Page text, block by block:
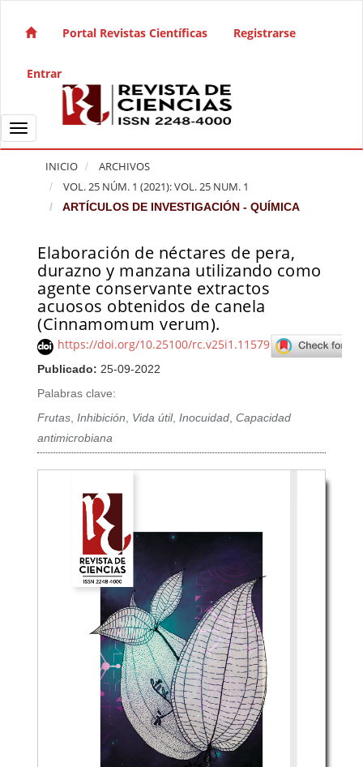
Navegación principal
Barra lateral
Portal Revistas Científicas Registrarse
Entrar
Toggle navigation
INICIO
ARCHIVOS
VOL. 25 NÚM. 1 (2021): VOL. 25 NUM. 1
ARTÍCULOS DE INVESTIGACIÓN - QUÍMICA
Elaboración de néctares de pera,
durazno y manzana utilizando como
agente conservante extractos
acuosos obtenidos de canela
(Cinnamomum verum).
https://doi.org/10.25100/rc.v25i1.11579
Publicado: 25-09-2022
Palabras clave:
Frutas,Inhibición, Vida útil,Inocuidad,Capacidad
antimicrobiana
Barra lateral del artículo